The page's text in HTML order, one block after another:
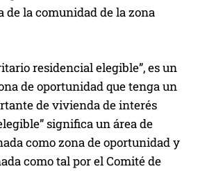
de la comunidad de la zona
residencial elegible”, es un
de oportunidad que tenga un
de vivienda de interés
significa un área de
como zona de oportunidad y
como tal por el Comité de